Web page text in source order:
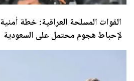
القوات المسلحة العراقية: خطة أمنية
لإحباط هجوم محتمل على السعودية